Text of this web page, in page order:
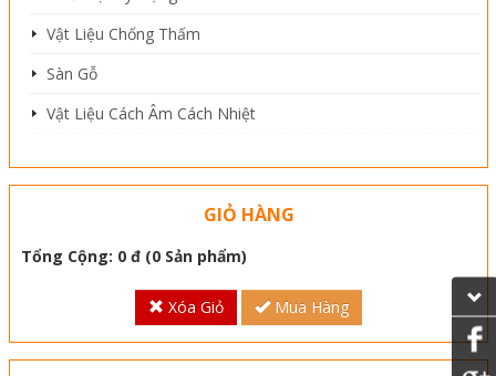
Vật Liệu Chống Thấm
Sàn Gỗ
Vật Liệu Cách Âm Cách Nhiệt
GIỎ HÀNG
Tổng Cộng: 0 đ (0 Sản phẩm)
Xóa Giỏ Mua Hàng